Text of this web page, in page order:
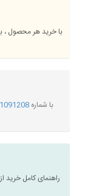
با خرید هر محصول
با شماره
راهنمای کامل خرید